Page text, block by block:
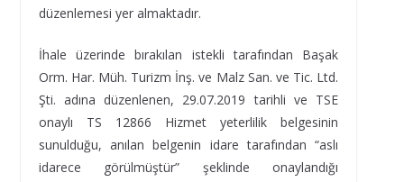
düzenlemesi yer almaktadır.
İhale üzerinde bırakılan istekli tarafından Başak
Orm. Har. Müh. Turizm İnş. ve Malz San. ve Tic. Ltd.
Şti. adına düzenlenen, 29.07.2019 tarihli ve TSE
onaylı TS 12866 Hizmet yeterlilik belgesinin
sunulduğu, anılan belgenin idare tarafından “aslı
idarece görülmüştür” şeklinde onaylandığı